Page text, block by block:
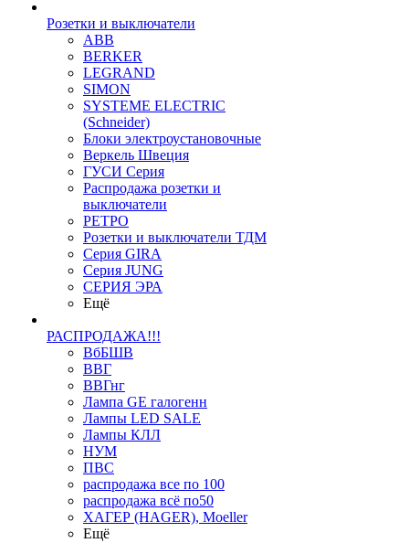
Розетки и выключатели
ABB
BERKER
LEGRAND
SIMON
SYSTEME ELECTRIC
(Schneider)
Блоки электроустановочные
Веркель Швеция
ГУСИ Серия
Распродажа розетки и
выключатели
РЕТРО
Розетки и выключатели ТДМ
Серия GIRA
Серия JUNG
СЕРИЯ ЭРА
Ещё
РАСПРОДАЖА!!!
ВбБШВ
ВВГ
ВВГнг
Лампа GE галогенн
Лампы LED SALE
Лампы КЛЛ
НУМ
ПВС
распродажа все по 100
распродажа всё по50
ХАГЕР (HAGER), Moeller
Ещё